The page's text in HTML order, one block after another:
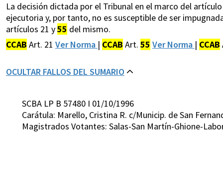
La decisión dictada por el Tribunal en el marco del
ejecutoria y, por tanto, no es susceptible de ser
artículos 21 y55 del mismo.
CCAB Art. 21 Ver Norma | CCAB Art. 55 Ver Norma | CCAB
OCULTAR FALLOS DEL SUMARIO
SCBA LP B 57480 I 01/10/1996
Carátula: Marello, Cristina R. c/Municip. de San
Magistrados Votantes: Salas-San Martín-Ghione-